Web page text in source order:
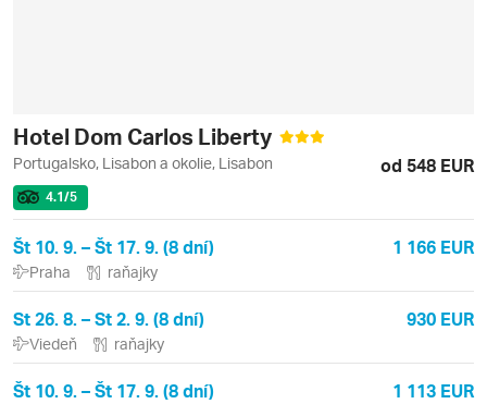
Hotel Dom Carlos Liberty
Portugalsko, Lisabon a okolie, Lisabon od 548 EUR
4.1/5
Št 10. 9. – Št 17. 9. (8 dní) 1 166 EUR
Praha raňajky
St 26. 8. – St 2. 9. (8 dní) 930 EUR
Viedeň raňajky
Št 10. 9. – Št 17. 9. (8 dní) 1 113 EUR